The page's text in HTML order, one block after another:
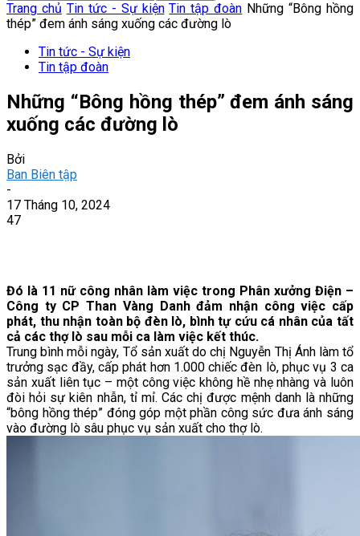
Trang chủ Tin tức - Sự kiện Tin tập đoàn Những “Bông hồng
thép” đem ánh sáng xuống các đường lò
Tin tức - Sự kiện
Tin tập đoàn
Những “Bông hồng thép” đem ánh sáng
xuống các đường lò
Bởi
Ban Biên tập
-
17 Tháng 10, 2024
47
Đó là 11 nữ công nhân làm việc trong Phân xưởng Điện –
Công ty CP Than Vàng Danh đảm nhận công việc cấp
phát, thu nhận toàn bộ đèn lò, bình tự cứu cá nhân của tất
cả các thợ lò sau mỗi ca làm việc kết thúc.
Trung bình mỗi ngày, Tổ sản xuất do chị Nguyễn Thị Ánh làm tổ
trưởng sạc đầy, cấp phát hơn 1.000 chiếc đèn lò, phục vụ 3 ca
sản xuất liên tục – một công việc không hề nhẹ nhàng và luôn
đòi hỏi sự kiên nhẫn, tỉ mỉ. Các chị được mệnh danh là những
“bông hồng thép” đóng góp một phần công sức đưa ánh sáng
vào đường lò sâu phục vụ sản xuất cho thợ lò.